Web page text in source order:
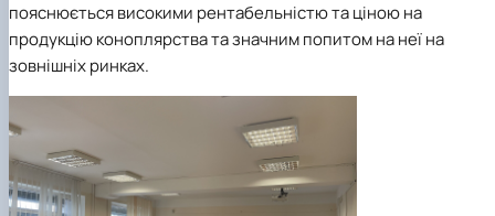
пояснюється високими рентабельністю та ціною на
продукцію коноплярства та значним попитом на неї на
зовнішніх ринках.